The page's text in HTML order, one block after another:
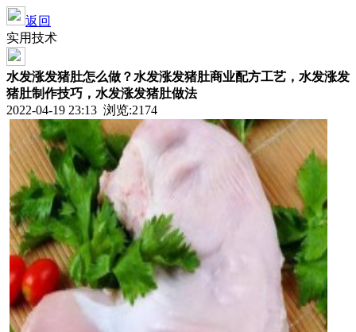
返回
实用技术
水发涨发猪肚怎么做？水发涨发猪肚商业配方工艺，水发涨发
猪肚制作技巧，水发涨发猪肚做法
2022-04-19 23:13 浏览:2174